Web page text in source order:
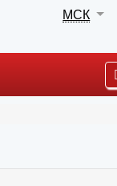
МСК